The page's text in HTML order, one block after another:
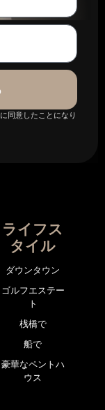
同意したことになり
ライフス
タイル
ダウンタウン
ゴルフエステー
ト
桟橋で
船で
豪華なペントハ
ウス